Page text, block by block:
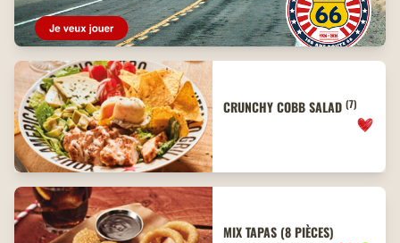
CRUNCHY COBB SALAD (7)
MIX TAPAS (8 PIÈCES)